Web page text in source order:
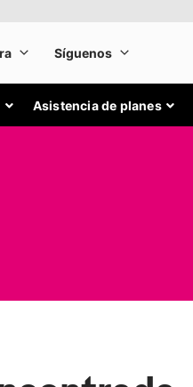
Asistencia de planes